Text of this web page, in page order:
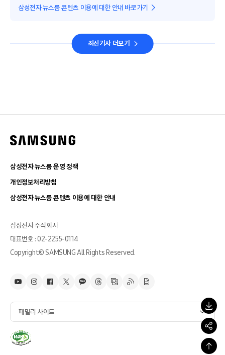
삼성전자 뉴스룸 콘텐츠 이용에 대한 안내 바로가기
최신기사 더보기
삼성전자 뉴스룸 운영 정책
개인정보처리방침
삼성전자 뉴스룸 콘텐츠 이용에 대한 안내
삼성전자 주식회사
대표번호 : 02-2255-0114
Copyright© SAMSUNG All Rights Reserved.
패밀리 사이트